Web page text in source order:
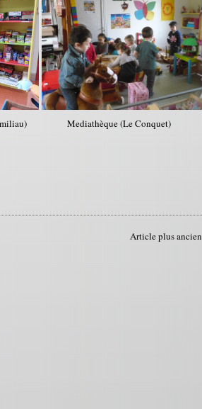
Mediathèque (Le Conquet)
Article plus ancien